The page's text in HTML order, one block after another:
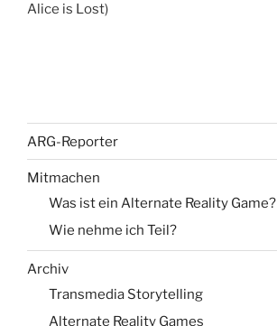
Alice is Lost)
ARG-Reporter
Mitmachen
Was ist ein Alternate Reality Game?
Wie nehme ich Teil?
Archiv
Transmedia Storytelling
Alternate Reality Games